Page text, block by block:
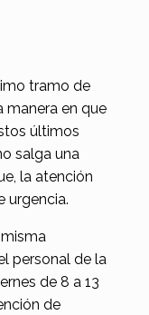
tramo de
manera en que
últimos
salga una
la atención
urgencia.
personal de la
de 8 a 13
de